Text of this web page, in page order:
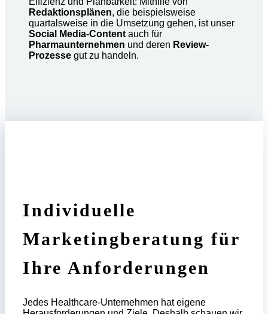
Redaktionsplänen, die beispielsweise
quartalsweise in die Umsetzung gehen, ist unser
Social Media-Content auch für
Pharmaunternehmen und deren Review-
Prozesse gut zu handeln.
Individuelle
Marketingberatung für
Ihre Anforderungen
Jedes Healthcare-Unternehmen hat eigene